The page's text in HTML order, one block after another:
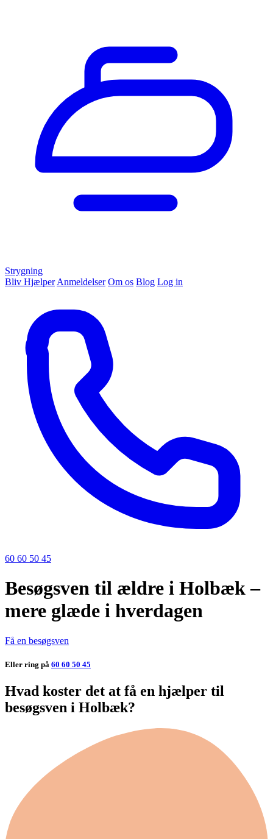
Strygning
Bliv Hjælper Anmeldelser Om os Blog Log in
60 60 50 45
Besøgsven til ældre i Holbæk –
mere glæde i hverdagen
Få en besøgsven
Eller ring på 60 60 50 45
Hvad koster det at få en hjælper til
besøgsven i Holbæk?